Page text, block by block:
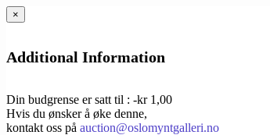
×
Additional Information
Din budgrense er satt til : -kr 1,00
Hvis du ønsker å øke denne,
kontakt oss på auction@oslomyntgalleri.no